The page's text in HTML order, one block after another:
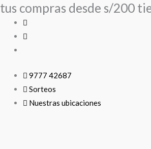
Ir
contenido
tus compras desde s/200
9777 42687
Sorteos
Nuestras ubicaciones